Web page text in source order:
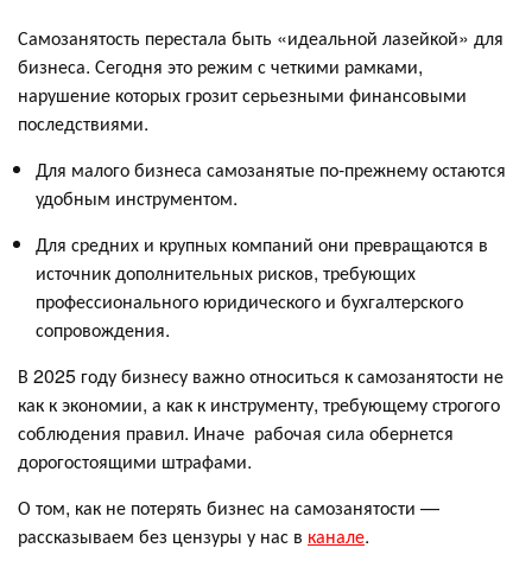
Самозанятость перестала быть «идеальной лазейкой» для
бизнеса. Сегодня это режим с четкими рамками,
нарушение которых грозит серьезными финансовыми
последствиями.
Для малого бизнеса самозанятые по-прежнему остаются
удобным инструментом.
Для средних и крупных компаний они превращаются в
источник дополнительных рисков, требующих
профессионального юридического и бухгалтерского
сопровождения.
В 2025 году бизнесу важно относиться к самозанятости не
как к экономии, а как к инструменту, требующему строгого
соблюдения правил. Иначе рабочая сила обернется
дорогостоящими штрафами.
О том, как не потерять бизнес на самозанятости —
рассказываем без цензуры у нас в канале.